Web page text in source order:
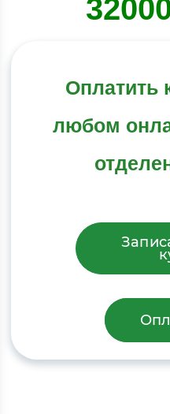
Оплатить
любом